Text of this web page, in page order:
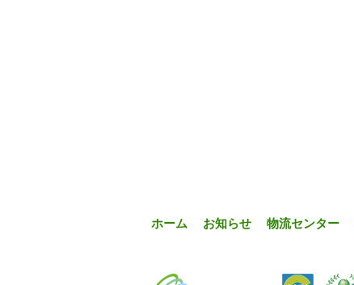
ホーム お知らせ 物流センター